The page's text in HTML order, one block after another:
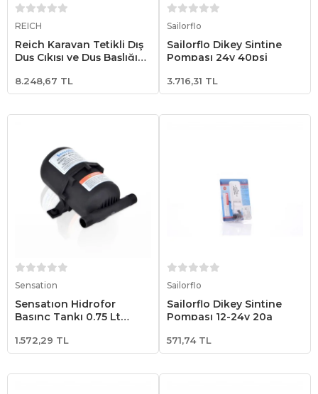
REICH
Reich Karavan Tetikli Dış
Duş Çıkışı ve Duş Başlığı
8.248,67 TL
Sailorflo
Sailorflo Dikey Sintine
Pompası 24v 40psi
3.716,31 TL
Sensation
Sensatıon Hidrofor
Basınç Tankı 0.75 Lt
1.572,29 TL
Sailorflo
Sailorflo Dikey Sintine
Pompası 12-24v 20a
571,74 TL